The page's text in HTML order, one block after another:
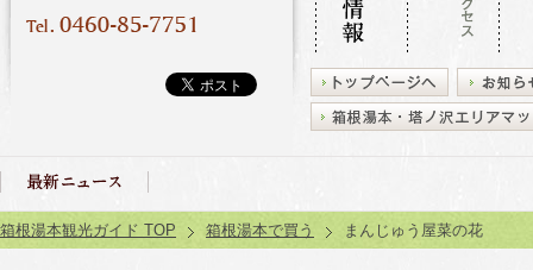
今を楽しむ
イベント情
報
箱根湯本へ
のアクセス
交通案内
タク
レン
箱根
箱根湯本観光ガイド TOP 箱根湯本で買う まんじゅう屋菜の花